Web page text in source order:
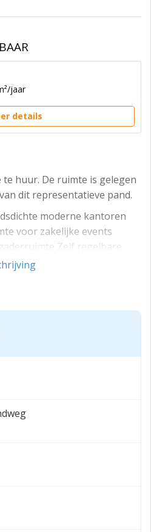
jaar
details
huur. De ruimte is gelegen
dit representatieve pand.
moderne kantoren
voor zakelijke events
Zelf regelbare
Luxaflex Gratis
geplaatst op de
water, elektra, internet, wifi